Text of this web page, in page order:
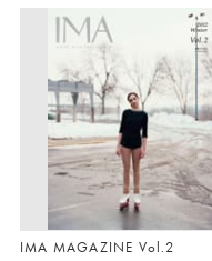
IMA MAGAZINE Vol.2